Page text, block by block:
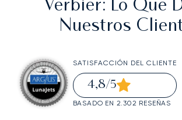
Verbier: Lo Que
Nuestros
SATISFACCIÓN DEL CLIENTE
4,8/5
BASADO EN 2.302 RESEÑAS